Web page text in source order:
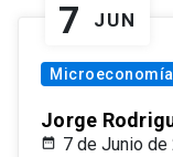
7 JUN
Jorge
7 de Junio de